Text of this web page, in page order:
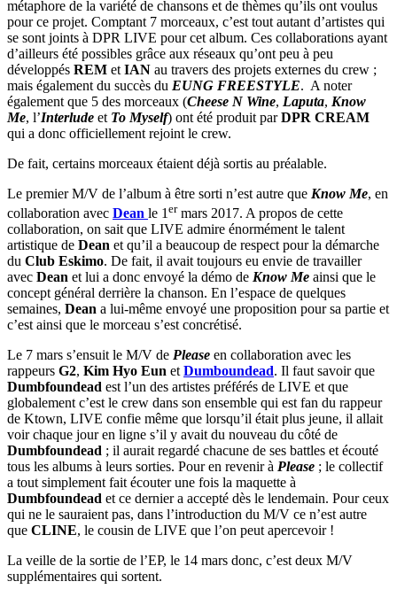
métaphore de la variété de chansons et de thèmes qu’ils ont voulus
pour ce projet. Comptant 7 morceaux, c’est tout autant d’artistes qui
se sont joints à DPR LIVE pour cet album. Ces collaborations ayant
d’ailleurs été possibles grâce aux réseaux qu’ont peu à peu
développés REM et IAN au travers des projets externes du crew ;
mais également du succès du EUNG FREESTYLE. A noter
également que 5 des morceaux (Cheese N Wine, Laputa, Know
Me, l’Interlude et To Myself) ont été produit parDPR CREAM
qui a donc officiellement rejoint le crew.
De fait, certains morceaux étaient déjà sortis au préalable.
Le premier M/V de l’album à être sorti n’est autre que Know Me, en
collaboration avec Dean le 1 ermars 2017. A propos de cette
collaboration, on sait que LIVE admire énormément le talent
artistique de Dean et qu’il a beaucoup de respect pour la démarche
du Club Eskimo. De fait, il avait toujours eu envie de travailler
avec Dean et lui a donc envoyé la démo de Know Me ainsi que le
concept général derrière la chanson. En l’espace de quelques
semaines, Dean a lui-même envoyé une proposition pour sa partie et
c’est ainsi que le morceau s’est concrétisé.
Le 7 mars s’ensuit le M/V de Please en collaboration avec les
rappeurs G2, Kim Hyo Eun et Dumboundead. Il faut savoir que
Dumbfoundead est l’un des artistes préférés de LIVE et que
globalement c’est le crew dans son ensemble qui est fan du rappeur
de Ktown, LIVE confie même que lorsqu’il était plus jeune, il allait
voir chaque jour en ligne s’il y avait du nouveau du côté de
Dumbfoundead ; il aurait regardé chacune de ses battles et écouté
tous les albums à leurs sorties. Pour en revenir à Please ; le collectif
a tout simplement fait écouter une fois la maquette à
Dumbfoundead et ce dernier a accepté dès le lendemain. Pour ceux
qui ne le sauraient pas, dans l’introduction du M/V ce n’est autre
que CLINE, le cousin de LIVE que l’on peut apercevoir !
La veille de la sortie de l’EP, le 14 mars donc, c’est deux M/V
supplémentaires qui sortent.